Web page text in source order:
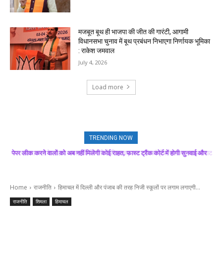
मजबूत बूथ ही भाजपा की जीत की गारंटी, आगामी
विधानसभा चुनाव में बूथ प्रबंधन निभाएगा निर्णायक भूमिका
: राकेश जमवाल
July 4, 2026
Load more